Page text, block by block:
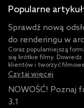
Popularne
Sprawdź nową
do renderingu w
Coraz popularniejszą
się krótkie filmy.
klientów i tworzyć
Czytaj więcej
NOWOŚĆ! Poznaj
3.1